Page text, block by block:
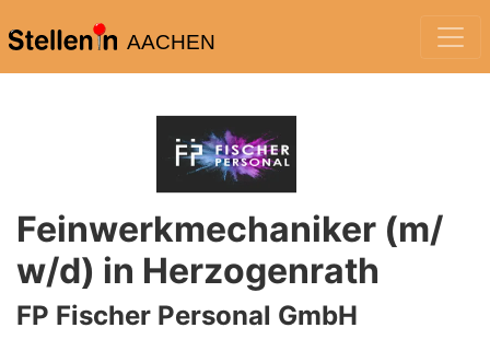
AACHEN
Feinwerkmechaniker (m/
w/d) in Herzogenrath
FP Fischer Personal GmbH